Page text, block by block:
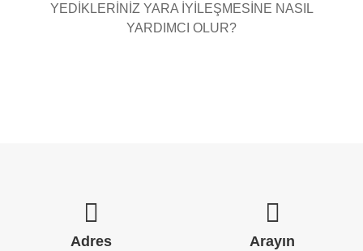
YEDİKLERİNİZ YARA İYİLEŞMESİNE NASIL
YARDIMCI OLUR?
Adres Arayın